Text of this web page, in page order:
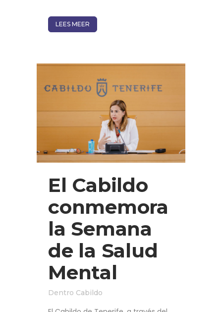
LEES MEER
El Cabildo
conmemora
la Semana
de la Salud
Mental
Dentro Cabildo